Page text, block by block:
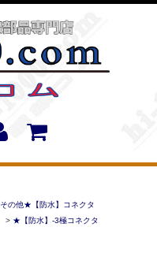
その他★【防水】コネクタ
> ★【防水】-3極コネクタ